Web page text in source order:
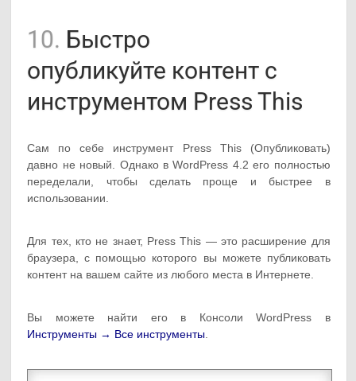
10. Быстро
опубликуйте контент с
инструментом Press This
Сам по себе инструмент Press This (Опубликовать)
давно не новый. Однако в WordPress 4.2 его полностью
переделали, чтобы сделать проще и быстрее в
использовании.
Для тех, кто не знает, Press This — это расширение для
браузера, с помощью которого вы можете публиковать
контент на вашем сайте из любого места в Интернете.
Вы можете найти его в Консоли WordPress в
Инструменты → Все инструменты